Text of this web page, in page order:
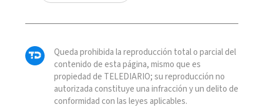
Queda prohibida la reproducción total o parcial del
contenido de esta página, mismo que es
propiedad de TELEDIARIO; su reproducción no
autorizada constituye una infracción y un delito de
conformidad con las leyes aplicables.